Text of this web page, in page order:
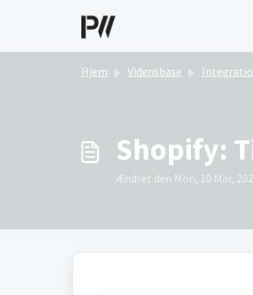
Hjem Vidensbase
Shopify:
Ændret den Mon, 10 Mar,